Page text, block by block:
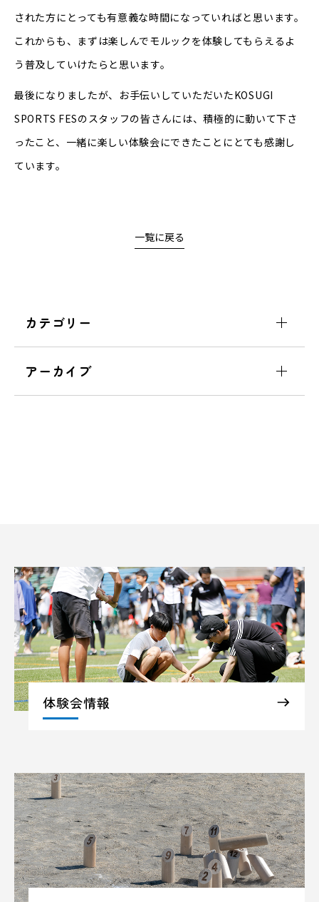
された方にとっても有意義な時間になっていればと思います。
これからも、まずは楽しんでモルックを体験してもらえるよ
う普及していけたらと思います。
最後になりましたが、お手伝いしていただいたKOSUGI
SPORTS FESのスタッフの皆さんには、積極的に動いて下さ
ったこと、一緒に楽しい体験会にできたことにとても感謝し
ています。
一覧に戻る
カテゴリー
アーカイブ
体験会情報